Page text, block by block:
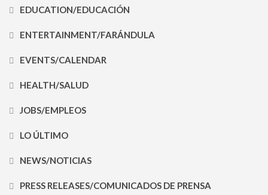
EDUCATION/EDUCACIÓN
ENTERTAINMENT/FARÁNDULA
EVENTS/CALENDAR
HEALTH/SALUD
JOBS/EMPLEOS
LO ÚLTIMO
NEWS/NOTICIAS
PRESS RELEASES/COMUNICADOS DE PRENSA